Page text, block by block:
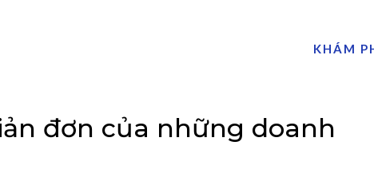
KHÁM
đơn của những doanh